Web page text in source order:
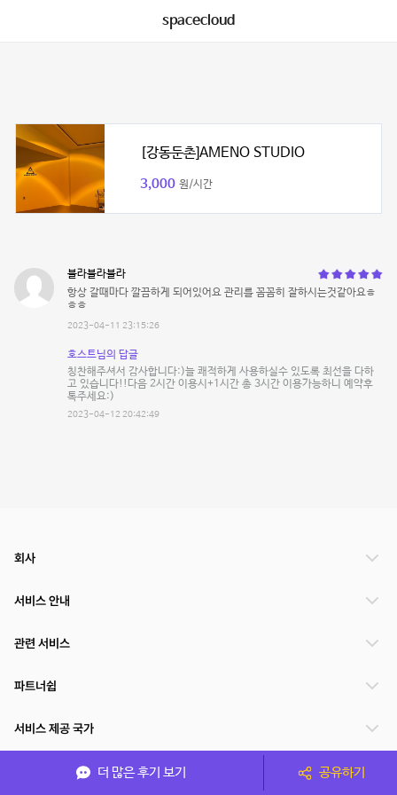
spacecloud
[강동둔촌]AMENO STUDIO
3,000 원/시간
블라블라블라
항상 갈때마다 깔끔하게 되어있어요 관리를 꼼꼼히 잘하시는것같아요ㅎ
ㅎㅎ
2023-04-11 23:15:26
호스트님의 답글
칭찬해주셔서 감사합니다:)늘 쾌적하게 사용하실수 있도록 최선을 다하
고 있습니다!!다음 2시간 이용시+1시간 총 3시간 이용가능하니 예약후
톡주세요:)
2023-04-12 20:42:49
더 많은 후기 보기 공유하기
회사
서비스 안내
관련 서비스
파트너쉽
서비스 제공 국가